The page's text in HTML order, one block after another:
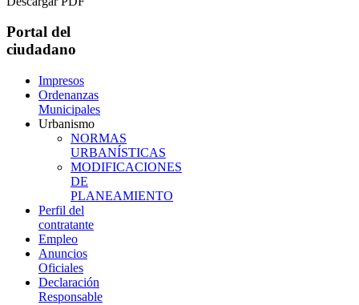
Portal del
ciudadano
Impresos
Ordenanzas
Municipales
Urbanismo
NORMAS
URBANÍSTICAS
MODIFICACIONES
DE
PLANEAMIENTO
Perfil del
contratante
Empleo
Anuncios
Oficiales
Declaración
Responsable